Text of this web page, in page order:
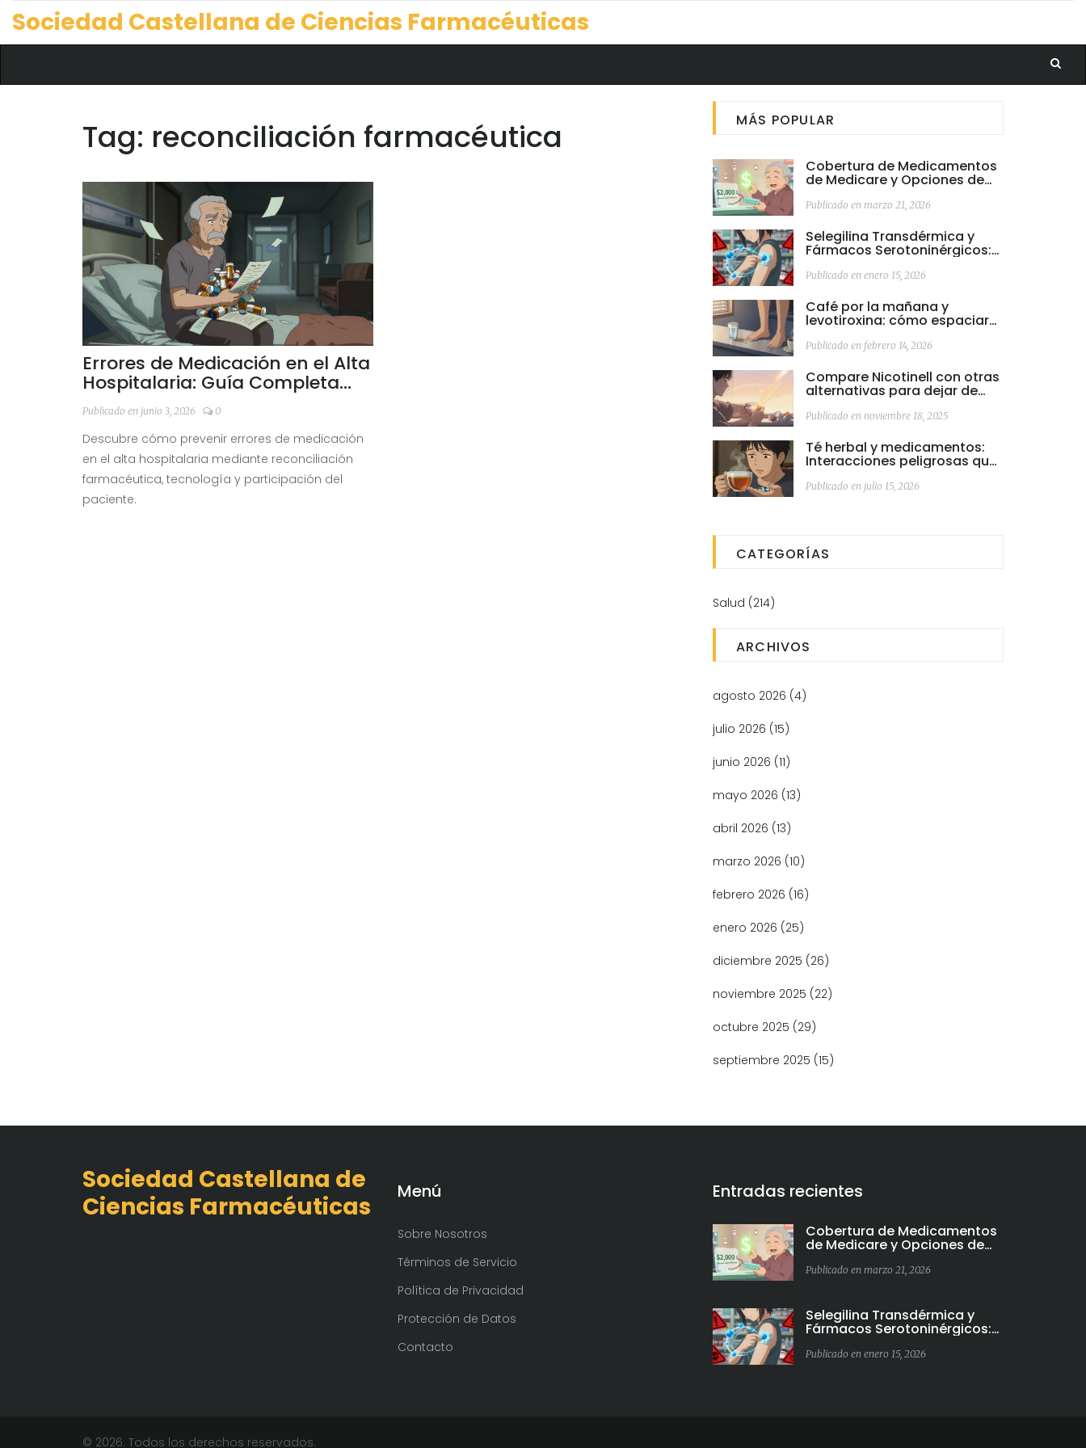
Sociedad Castellana de Ciencias Farmacéuticas
Tag: reconciliación farmacéutica
Errores de Medicación en el Alta
Hospitalaria: Guía Completa
para Prevenir Riesgos
Publicado en junio 3, 2026 0
Descubre cómo prevenir errores de medicación
en el alta hospitalaria mediante reconciliación
farmacéutica, tecnología y participación del
paciente.
MÁS POPULAR
Cobertura de Medicamentos
de Medicare y Opciones de
2026
Publicado en marzo 21, 2026
Selegilina Transdérmica y
Fármacos Serotoninérgicos:
Peligrosas
Publicado en enero 15, 2026
Café por la mañana y
levotiroxina: cómo espaciar
absorción
Publicado en febrero 14, 2026
Compare Nicotinell con otras
alternativas para dejar de
Publicado en noviembre 18, 2025
Té herbal y medicamentos:
Interacciones peligrosas que
Publicado en julio 15, 2026
CATEGORÍAS
Salud (214)
ARCHIVOS
agosto 2026 (4)
julio 2026 (15)
junio 2026 (11)
mayo 2026 (13)
abril 2026 (13)
marzo 2026 (10)
febrero 2026 (16)
enero 2026 (25)
diciembre 2025 (26)
noviembre 2025 (22)
octubre 2025 (29)
septiembre 2025 (15)
Sociedad Castellana de
Ciencias Farmacéuticas
Menú
Sobre Nosotros
Términos de Servicio
Política de Privacidad
Protección de Datos
Contacto
Entradas recientes
Cobertura de Medicamentos
de Medicare y Opciones de
2026
Publicado en marzo 21, 2026
Selegilina Transdérmica y
Fármacos Serotoninérgicos:
Peligrosas
Publicado en enero 15, 2026
© 2026. Todos los derechos reservados.